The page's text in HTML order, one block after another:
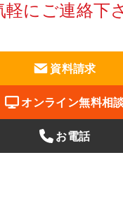
軽にご連絡下
資料請求
オンライン無料相
お電話